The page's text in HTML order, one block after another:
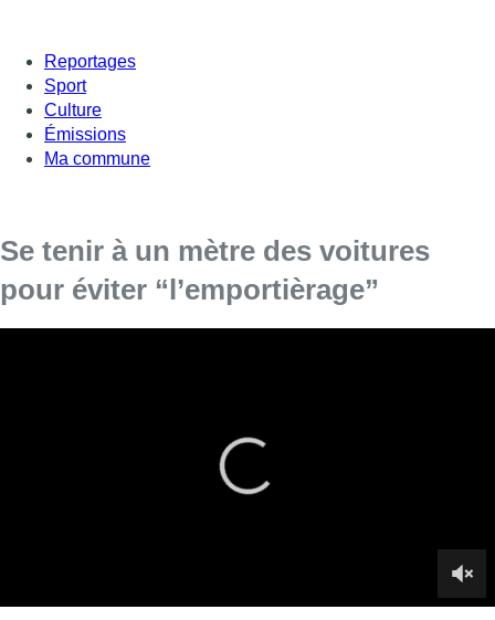
Reportages
Sport
Culture
Émissions
Ma commune
Se tenir à un mètre des voitures
pour éviter “l’emportièrage”
Ils ont accrochés des frites d’un mètre pour montrer la distance
de sécurité minimale à observer. Quant aux automobilistes, on
Corine De